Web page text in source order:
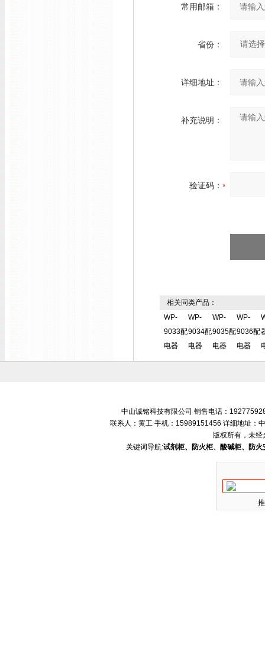
常用邮箱：
省份：
详细地址：
补充说明：
验证码：
相关同类产品：
WP-
9033配
电器
WP-
9034配
电器
WP-
9035配
电器
WP-
9036配
电器
中山诚铭科技有限公司 销售电话：
联系人：黄工 手机：15989151456 详细地址：
版权所有，未经
关键词导航:试剂柜、防火柜、酸碱柜、防